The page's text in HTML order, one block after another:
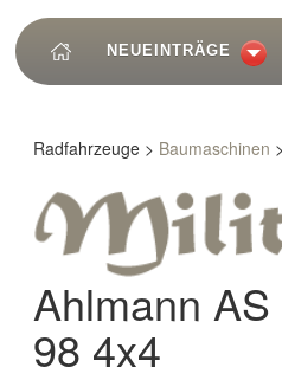
NEUEINTRÄGE
Radfahrzeuge > Baumaschinen >
Ahlmann
98 4x4